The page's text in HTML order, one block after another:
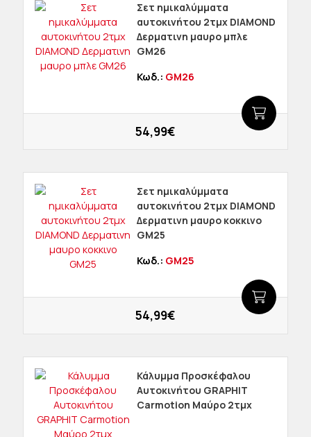
Σετ ημικαλύμματα
αυτοκινήτου 2τμχ DIAMOND
Δερματινη μαυρο μπλε
GM26
Κωδ.: GM26
54,99€
Σετ ημικαλύμματα
αυτοκινήτου 2τμχ DIAMOND
Δερματινη μαυρο κοκκινο
GM25
Κωδ.: GM25
54,99€
Κάλυμμα Προσκέφαλου
Αυτοκινήτου GRAPHIT
Carmotion Μαύρο 2τμχ